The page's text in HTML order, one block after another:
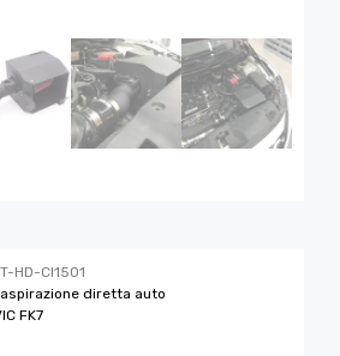
HD-CI1501
diretta auto
FK7